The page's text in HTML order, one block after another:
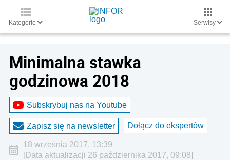
Kategorie Serwisy
Minimalna stawka
godzinowa 2018
Subskrybuj nas na Youtube
Zapisz się na newsletter Dołącz do ekspertów
18 września 2017, 13:39
[Data aktualizacji 26 października 2017, 09:08]